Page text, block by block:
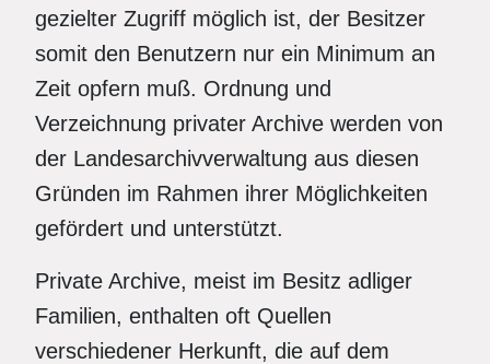
gezielter Zugriff möglich ist, der Besitzer
somit den Benutzern nur ein Minimum an
Zeit opfern muß. Ordnung und
Verzeichnung privater Archive werden von
der Landesarchivverwaltung aus diesen
Gründen im Rahmen ihrer Möglichkeiten
gefördert und unterstützt.
Private Archive, meist im Besitz adliger
Familien, enthalten oft Quellen
verschiedener Herkunft, die auf dem